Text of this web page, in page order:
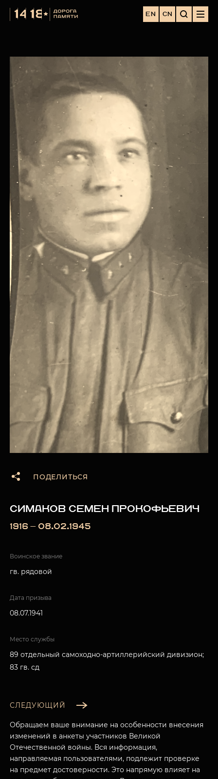
EN CN
ПОДЕЛИТЬСЯ
СИМАКОВ СЕМЕН ПРОКОФЬЕВИЧ
1916 — 08.02.1945
Воинское звание
гв. рядовой
Дата призыва
08.07.1941
Место службы
89 отдельный самоходно-артиллерийский дивизион;
83 гв. сд
СЛЕДУЮЩИЙ
Обращаем ваше внимание на особенности внесения
изменений в анкеты участников Великой
Отечественной войны. Вся информация,
направляемая пользователями, подлежит проверке
на предмет достоверности. Это напрямую влияет на